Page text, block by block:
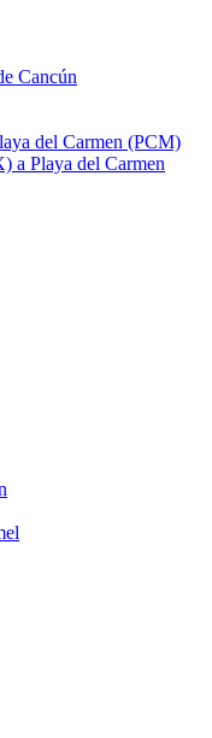
Cancún
del Carmen (PCM)
a Playa del Carmen